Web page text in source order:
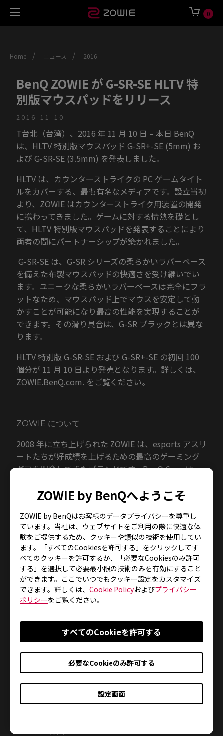
ZOWIE by BenQへようこそ
ZOWIE by BenQはお客様のデータプライバシーを尊重し
ています。当社は、ウェブサイトをご利用の際に快適な体
験をご提供するため、クッキーや類似の技術を使用してい
ます。「すべてのCookiesを許可する」をクリックしてす
べてのクッキーを許可するか、「必要なCookiesのみ許可
する」を選択して必要最小限の技術のみを有効にすること
ができます。ここでいつでもクッキー設定をカスタマイズ
できます。詳しくは、 Cookie Policyおよびプライバシー
ポリシーをご覧ください。
設定画面
必要なCookieのみ許可する
すべてのCookieを許可する
0
Home / ニュース / 2016
BenQ ZOWIE が G-SR-SE HLTV 特
別版マウスパッドをリリース
2016-11-10
T台北（台湾）、2016 年 11 月 10 日 – 本日 BenQ
は、HLTV 特別版マウスパッド G-SR+-SE (5mm) お
よび G-SR-SE (3.5mm) を発表しました。
HLTV は、カウンターストライクの PC ゲームタイト
ルをカバーする、最も有名なメディアです。設立当初
より、ZOWIE はカウンターストライク用装置の開発
に携わってきました。ゲームに対する情熱を礎とし
て、HLTV 特別版マウスパッドを発表することにより
両者の間にパートナーシップが築かれました。
G-SR-SE は、G-SR シリーズの柔らかいラバーベース
を備えた布製マウスパッドの快適さを受け継いでい
ます。ユニークな柔らかいラバーベースは完全にフラ
ットなため、マウスパッド上でマウスを安定して動
かすことが可能になり最高の性能を実現することが
できます。その滑り具合は、G-SR ブラックとは異な
ります。
HLTV 特別版 G-SR-SE および G-SR+-SE の初回 100
個分が 11 月 10 日より発売となります。詳しくは、
ZOWIE.BenQ.com. をご覧ください。
ZOWIE について
2008 年に立ち上げられた ZOWIE は、esports アスリ
ートたちが好成績を上げるための最高のゲーミング
ギアを開発してきたブランドです。BenQ Corp は、
製品ラインを代表することを目的として、2015 年に
ZOWIE ブランドを買収しました。
BenQ Corporation について
「生活に楽しみと品質をもたらす」を企業ビジョン
として掲げた BenQ Corporation は、ユーザーの生
活をあらゆる側面から豊にすることを目的とした、
世界を代表するヒューマンテクノロジー&ソリューシ
に、弊社はライフスタイル、ビジネス、健康、教育
など、今日人々が最も関心を示すものを重視します。
人々の生活がより向上され、効率性が高められ、健
康的で学習効率が高められることが弊社の願いです。
デジタルプロジェクタ、モニタ、インタラクティブな
大型ディスプレイ、デジタルカメラ、カムコーダ、モ
バイルコンピューティング機器、照明ソリューショ